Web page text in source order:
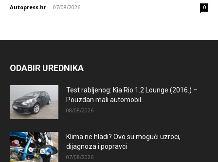
Autopress.hr - 07/08/2026 0
ODABIR UREDNIKA
Test rabljenog: Kia Rio 1.2 Lounge (2016.) –
Pouzdan mali automobil...
08/08/2026
Klima ne hladi? Ovo su mogući uzroci,
dijagnoza i popravci
07/08/2026